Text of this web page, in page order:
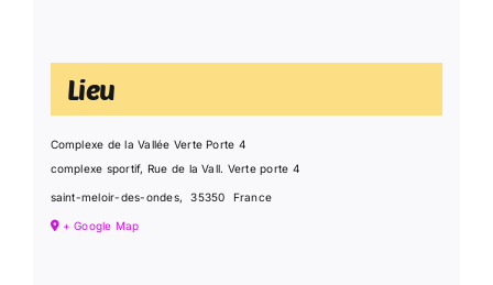
Lieu
Complexe de la Vallée Verte Porte 4
complexe sportif, Rue de la Vall. Verte porte 4
saint-meloir-des-ondes, 35350 France
+ Google Map